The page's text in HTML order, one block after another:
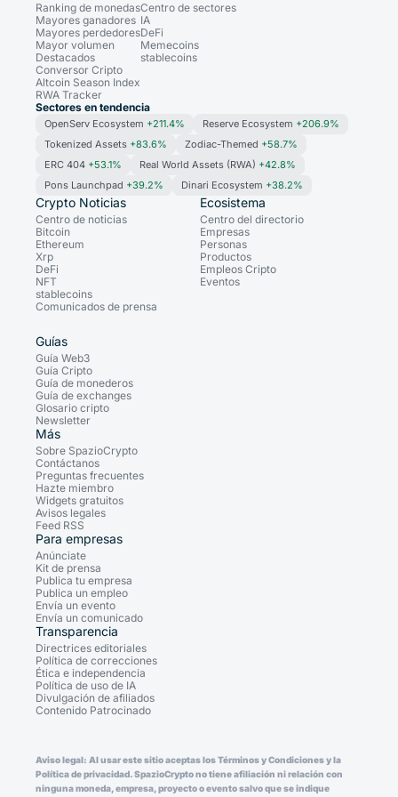
Ranking de monedas
Mayores ganadores
Mayores perdedores
Mayor volumen
Destacados
Conversor Cripto
Altcoin Season Index
RWA Tracker
Centro de sectores
IA
DeFi
Memecoins
stablecoins
Sectores en tendencia
OpenServ Ecosystem +211.4% Reserve Ecosystem +206.9%
Tokenized Assets +83.6% Zodiac-Themed +58.7%
ERC 404 +53.1% Real World Assets (RWA) +42.8%
Pons Launchpad +39.2% Dinari Ecosystem +38.2%
Crypto Noticias
Centro de noticias
Bitcoin
Ethereum
Xrp
DeFi
NFT
stablecoins
Comunicados de prensa
Ecosistema
Centro del directorio
Empresas
Personas
Productos
Empleos Cripto
Eventos
Guías
Guía Web3
Guía Cripto
Guía de monederos
Guía de exchanges
Glosario cripto
Newsletter
Más
Sobre SpazioCrypto
Contáctanos
Preguntas frecuentes
Hazte miembro
Widgets gratuitos
Avisos legales
Feed RSS
Para empresas
Anúnciate
Kit de prensa
Publica tu empresa
Publica un empleo
Envía un evento
Envía un comunicado
Transparencia
Directrices editoriales
Política de correcciones
Ética e independencia
Política de uso de IA
Divulgación de afiliados
Contenido Patrocinado
Aviso legal: Al usar este sitio aceptas los Términos y Condiciones y la
Política de privacidad. SpazioCrypto no tiene afiliación ni relación con
ninguna moneda, empresa, proyecto o evento salvo que se indique